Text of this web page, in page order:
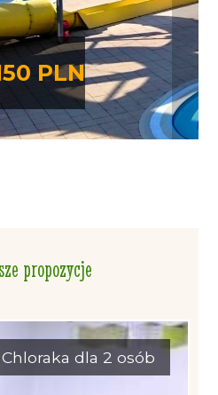
PLN
propozycje
dla 2 osób